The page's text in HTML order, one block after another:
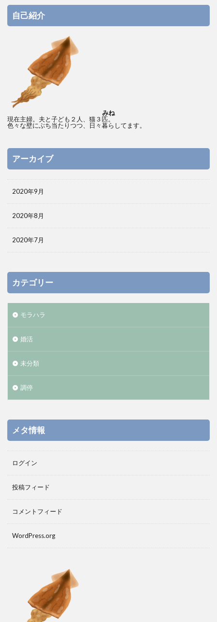
自己紹介
みね
現在主婦。夫と子ども２人、猫３匹。
色々な壁にぶち当たりつつ、日々暮らしてます。
アーカイブ
2020年9月
2020年8月
2020年7月
カテゴリー
モラハラ
婚活
未分類
調停
メタ情報
ログイン
投稿フィード
コメントフィード
WordPress.org